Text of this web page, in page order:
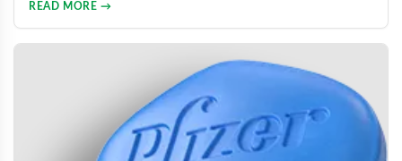
READ MORE →